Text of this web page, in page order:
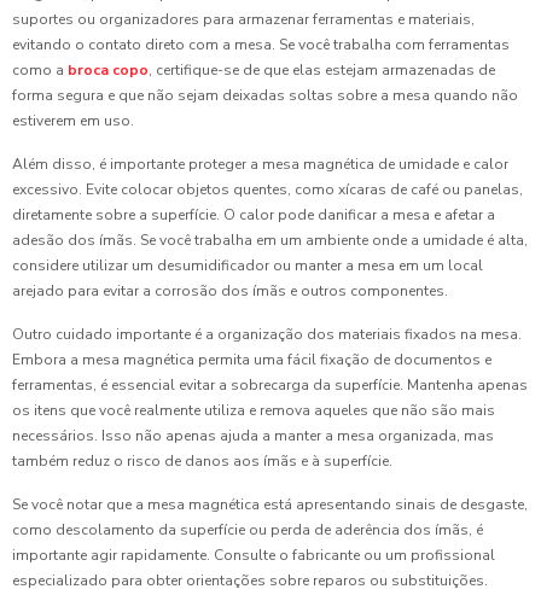
suportes ou organizadores para armazenar ferramentas e materiais,
evitando o contato direto com a mesa. Se você trabalha com ferramentas
como a broca copo, certifique-se de que elas estejam armazenadas de
forma segura e que não sejam deixadas soltas sobre a mesa quando não
estiverem em uso.
Além disso, é importante proteger a mesa magnética de umidade e calor
excessivo. Evite colocar objetos quentes, como xícaras de café ou panelas,
diretamente sobre a superfície. O calor pode danificar a mesa e afetar a
adesão dos ímãs. Se você trabalha em um ambiente onde a umidade é alta,
considere utilizar um desumidificador ou manter a mesa em um local
arejado para evitar a corrosão dos ímãs e outros componentes.
Outro cuidado importante é a organização dos materiais fixados na mesa.
Embora a mesa magnética permita uma fácil fixação de documentos e
ferramentas, é essencial evitar a sobrecarga da superfície. Mantenha apenas
os itens que você realmente utiliza e remova aqueles que não são mais
necessários. Isso não apenas ajuda a manter a mesa organizada, mas
também reduz o risco de danos aos ímãs e à superfície.
Se você notar que a mesa magnética está apresentando sinais de desgaste,
como descolamento da superfície ou perda de aderência dos ímãs, é
importante agir rapidamente. Consulte o fabricante ou um profissional
especializado para obter orientações sobre reparos ou substituições.